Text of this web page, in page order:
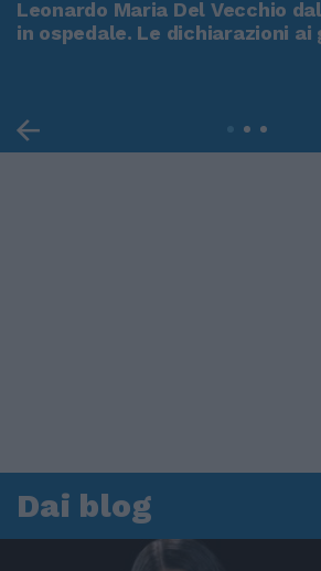
Leonardo Maria Del Vecchio
in ospedale. Le dichiarazioni
Dai blog